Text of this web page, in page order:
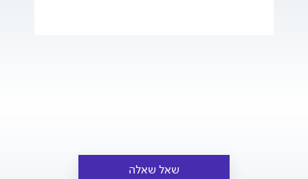
שאל שאלה